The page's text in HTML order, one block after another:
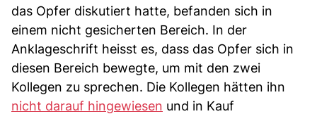
das Opfer diskutiert hatte, befanden sich in
einem nicht gesicherten Bereich. In der
Anklageschrift heisst es, dass das Opfer sich in
diesen Bereich bewegte, um mit den zwei
Kollegen zu sprechen. Die Kollegen hätten ihn
nicht darauf hingewiesen und in Kauf